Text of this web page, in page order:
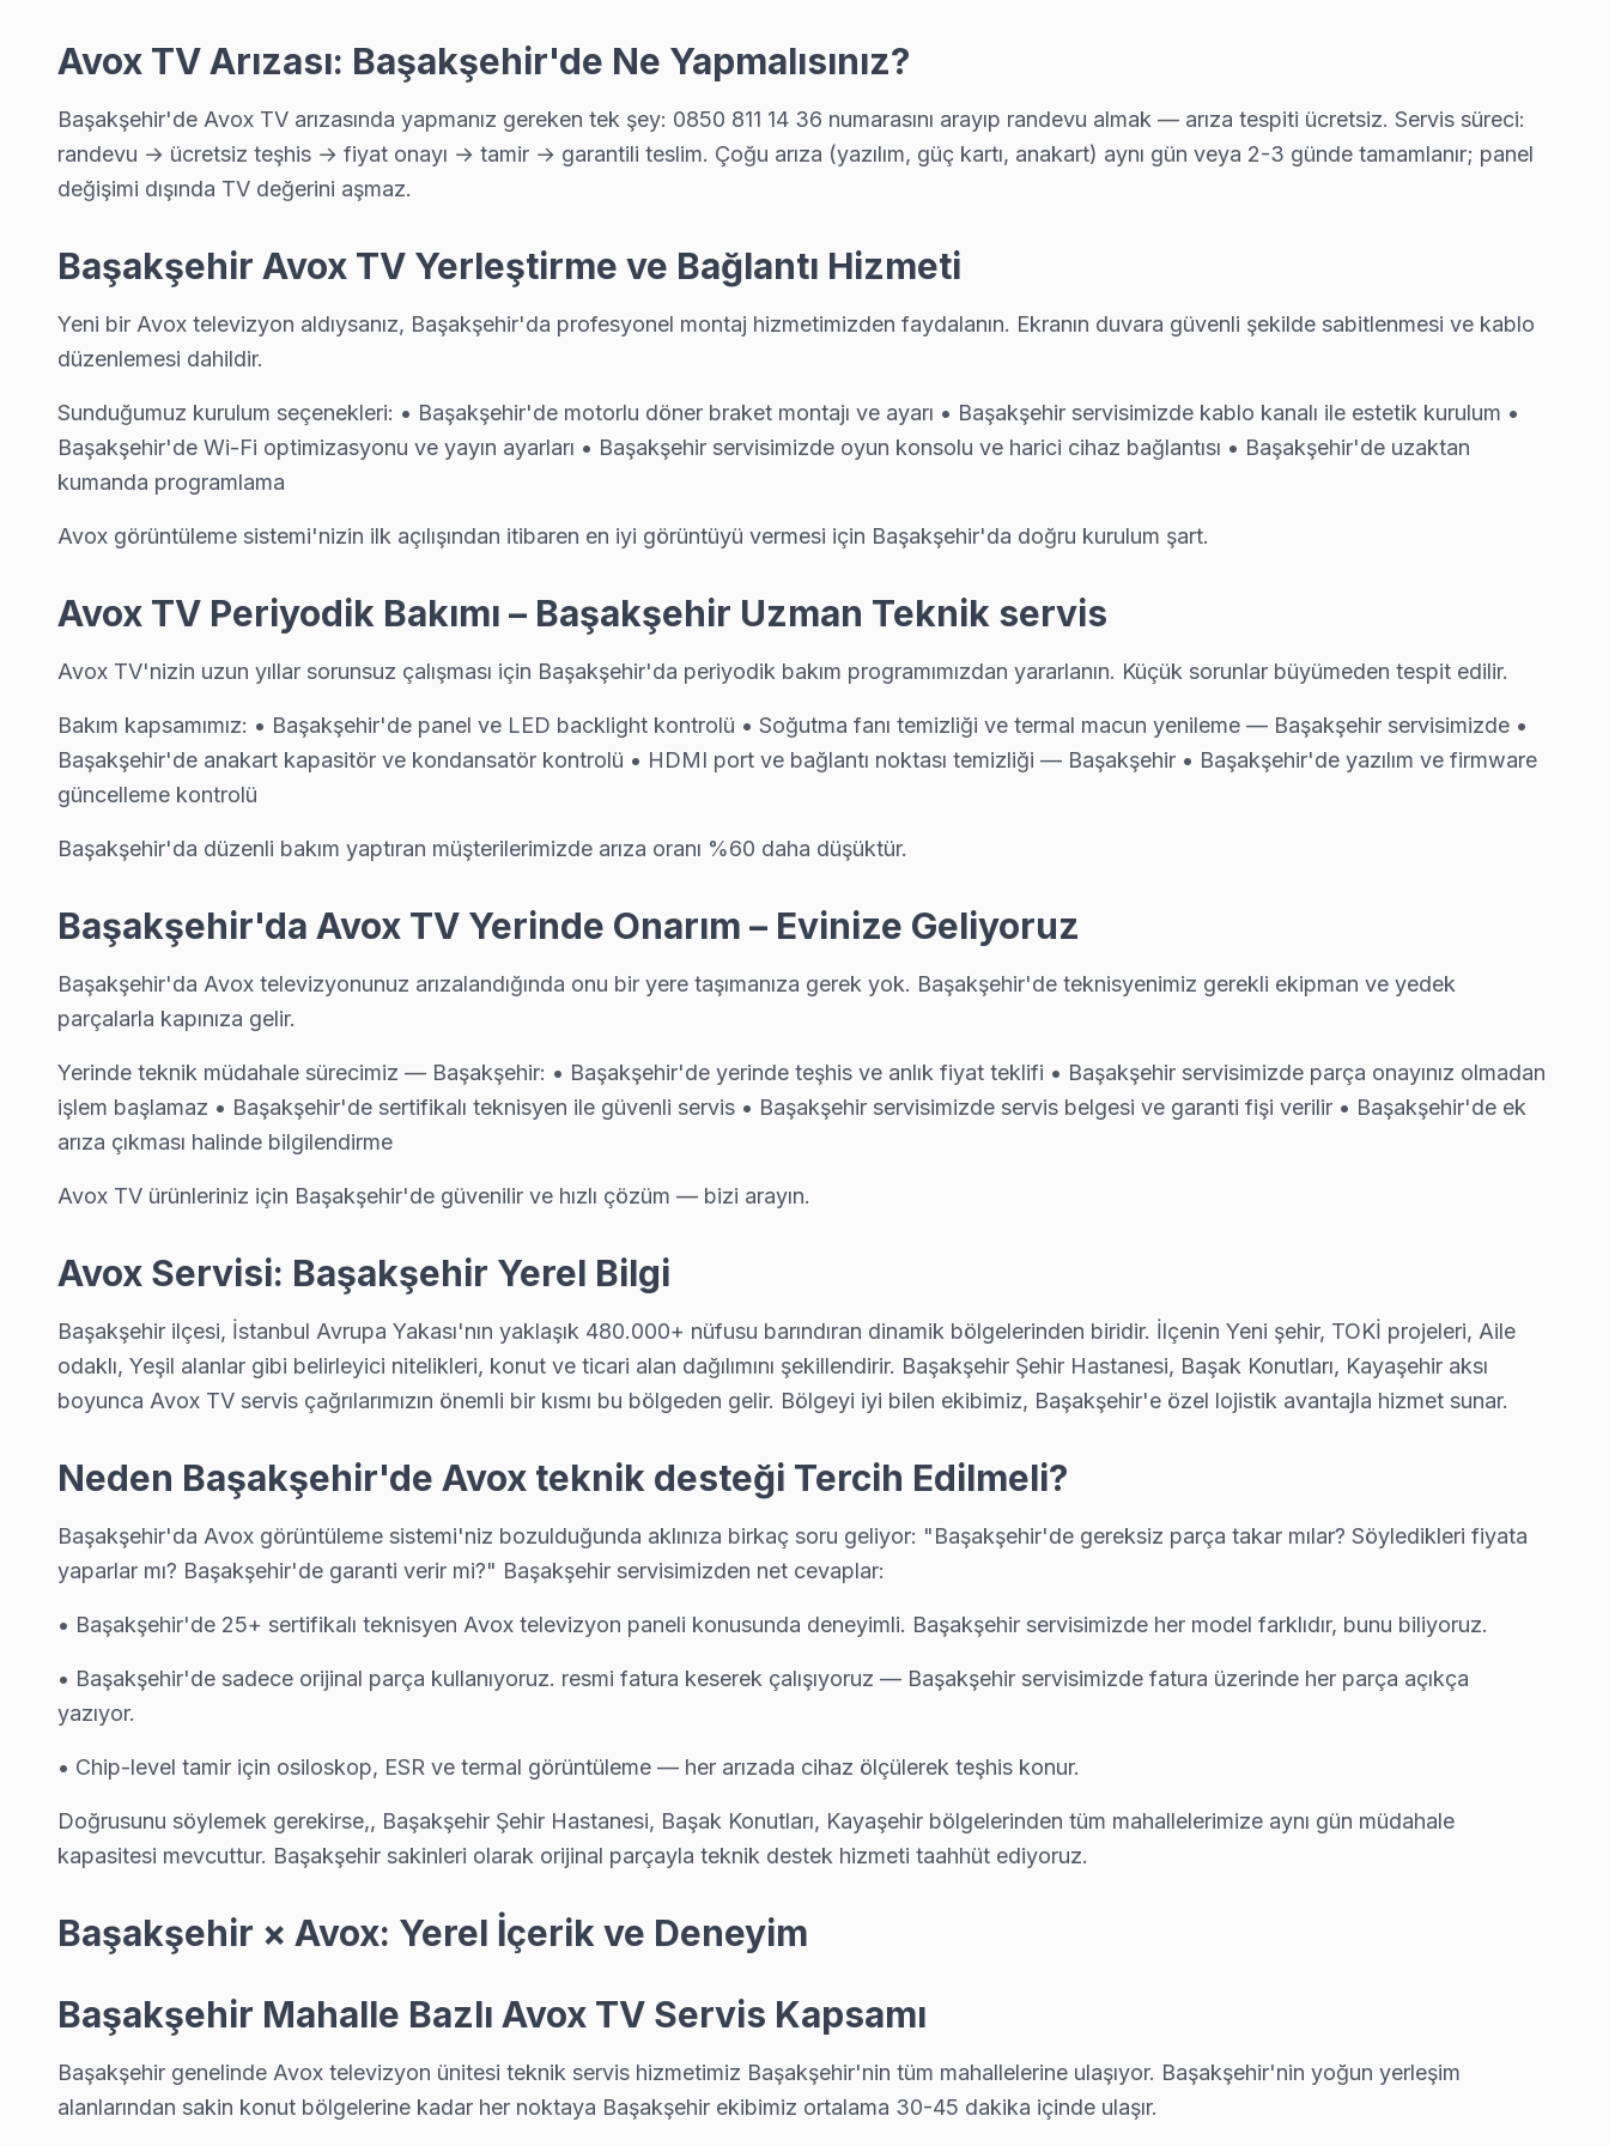
Ziya Gökalp Avox Servis
Başakşehir TV Servis Merkezi →
Başakşehir bölgesine kapıya gelen Avox TV tamir servisi hizmetimizin kapsama alanını haritada görebilirsiniz.
Avox Uzman Teknisyen Ekibi — Başakşehir
Burak A. — Avox Servis Uzmanı
· Avox fabrika servis sertifikası
· Orijinal ve OEM yedek parça tedarikçisi
· 2010'dan günümüze tüm Avox modelleri
Başakşehir Servis İstatistikleri
· Müşteri memnuniyeti%97
· Ortalama tamir süresi:
· Tüm işlemler2 yıl garantili
Bu sayfayla ilgili hizmet sayfaları:
↑ Avox Servis Ana Sayfası
· Arnavutköy Avox
· Avcılar Avox
· Bağcılar Avox
· Bahçelievler Avox
· Bakırköy Avox
· Bayrampaşa Avox
· Beşiktaş Avox
Başakşehir Diğer Marka Servisleri
· Başakşehir Sony
· Başakşehir Philips
· Başakşehir Hi-Level
· Başakşehir iFFALCON
Avox TV Arızaları ve Çözümler
✓ 15+ Yıl Deneyim
✓ Yazılı Garanti Belgesi
✓ Ücretsiz Arıza Tespiti
Avox TV Arızası: Başakşehir'de Ne Yapmalısınız?
Başakşehir'de Avox TV arızasında yapmanız gereken tek şey: 0850 811 14 36 numarasını arayıp randevu almak — arıza tespiti ücretsiz. Servis süreci:
randevu → ücretsiz teşhis → fiyat onayı → tamir → garantili teslim. Çoğu arıza (yazılım, güç kartı, anakart) aynı gün veya 2-3 günde tamamlanır; panel
değişimi dışında TV değerini aşmaz.
Başakşehir Avox TV Yerleştirme ve Bağlantı Hizmeti
Yeni bir Avox televizyon aldıysanız, Başakşehir'da profesyonel montaj hizmetimizden faydalanın. Ekranın duvara güvenli şekilde sabitlenmesi ve kablo
düzenlemesi dahildir.
Sunduğumuz kurulum seçenekleri: • Başakşehir'de motorlu döner braket montajı ve ayarı • Başakşehir servisimizde kablo kanalı ile estetik kurulum •
Başakşehir'de Wi-Fi optimizasyonu ve yayın ayarları • Başakşehir servisimizde oyun konsolu ve harici cihaz bağlantısı • Başakşehir'de uzaktan
kumanda programlama
Avox görüntüleme sistemi'nizin ilk açılışından itibaren en iyi görüntüyü vermesi için Başakşehir'da doğru kurulum şart.
Avox TV Periyodik Bakımı – Başakşehir Uzman Teknik servis
Avox TV'nizin uzun yıllar sorunsuz çalışması için Başakşehir'da periyodik bakım programımızdan yararlanın. Küçük sorunlar büyümeden tespit edilir.
Bakım kapsamımız: • Başakşehir'de panel ve LED backlight kontrolü • Soğutma fanı temizliği ve termal macun yenileme — Başakşehir servisimizde •
Başakşehir'de anakart kapasitör ve kondansatör kontrolü • HDMI port ve bağlantı noktası temizliği — Başakşehir • Başakşehir'de yazılım ve firmware
güncelleme kontrolü
Başakşehir'da düzenli bakım yaptıran müşterilerimizde arıza oranı %60 daha düşüktür.
Başakşehir'da Avox TV Yerinde Onarım – Evinize Geliyoruz
Başakşehir'da Avox televizyonunuz arızalandığında onu bir yere taşımanıza gerek yok. Başakşehir'de teknisyenimiz gerekli ekipman ve yedek
parçalarla kapınıza gelir.
Yerinde teknik müdahale sürecimiz — Başakşehir: • Başakşehir'de yerinde teşhis ve anlık fiyat teklifi • Başakşehir servisimizde parça onayınız olmadan
işlem başlamaz • Başakşehir'de sertifikalı teknisyen ile güvenli servis • Başakşehir servisimizde servis belgesi ve garanti fişi verilir • Başakşehir'de ek
arıza çıkması halinde bilgilendirme
Avox TV ürünleriniz için Başakşehir'de güvenilir ve hızlı çözüm — bizi arayın.
Avox Servisi: Başakşehir Yerel Bilgi
Başakşehir ilçesi, İstanbul Avrupa Yakası'nın yaklaşık 480.000+ nüfusu barındıran dinamik bölgelerinden biridir. İlçenin Yeni şehir, TOKİ projeleri, Aile
odaklı, Yeşil alanlar gibi belirleyici nitelikleri, konut ve ticari alan dağılımını şekillendirir. Başakşehir Şehir Hastanesi, Başak Konutları, Kayaşehir aksı
boyunca Avox TV servis çağrılarımızın önemli bir kısmı bu bölgeden gelir. Bölgeyi iyi bilen ekibimiz, Başakşehir'e özel lojistik avantajla hizmet sunar.
Neden Başakşehir'de Avox teknik desteği Tercih Edilmeli?
Başakşehir'da Avox görüntüleme sistemi'niz bozulduğunda aklınıza birkaç soru geliyor: "Başakşehir'de gereksiz parça takar mılar? Söyledikleri fiyata
yaparlar mı? Başakşehir'de garanti verir mi?" Başakşehir servisimizden net cevaplar:
• Başakşehir'de 25+ sertifikalı teknisyen Avox televizyon paneli konusunda deneyimli. Başakşehir servisimizde her model farklıdır, bunu biliyoruz.
• Başakşehir'de sadece orijinal parça kullanıyoruz. resmi fatura keserek çalışıyoruz — Başakşehir servisimizde fatura üzerinde her parça açıkça
yazıyor.
• Chip-level tamir için osiloskop, ESR ve termal görüntüleme — her arızada cihaz ölçülerek teşhis konur.
Doğrusunu söylemek gerekirse,, Başakşehir Şehir Hastanesi, Başak Konutları, Kayaşehir bölgelerinden tüm mahallelerimize aynı gün müdahale
kapasitesi mevcuttur. Başakşehir sakinleri olarak orijinal parçayla teknik destek hizmeti taahhüt ediyoruz.
Başakşehir × Avox: Yerel İçerik ve Deneyim
Başakşehir Mahalle Bazlı Avox TV Servis Kapsamı
Başakşehir genelinde Avox televizyon ünitesi teknik servis hizmetimiz Başakşehir'nin tüm mahallelerine ulaşıyor. Başakşehir'nin yoğun yerleşim
alanlarından sakin konut bölgelerine kadar her noktaya Başakşehir ekibimiz ortalama 30-45 dakika içinde ulaşır.